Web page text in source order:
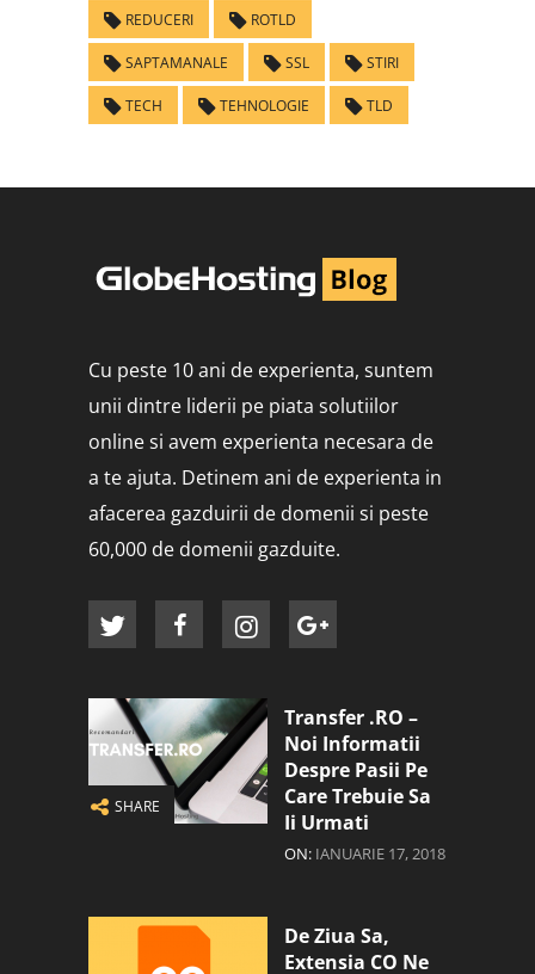
REDUCERI ROTLD
SAPTAMANALE SSL STIRI
TECH TEHNOLOGIE TLD
Cu peste 10 ani de experienta, suntem
unii dintre liderii pe piata solutiilor
online si avem experienta necesara de
a te ajuta. Detinem ani de experienta in
afacerea gazduirii de domenii si peste
60,000 de domenii gazduite.
SHARE
Transfer .RO –
Noi Informatii
Despre Pasii Pe
Care Trebuie Sa
Ii Urmati
ON: IANUARIE 17, 2018
De Ziua Sa,
Extensia CO Ne